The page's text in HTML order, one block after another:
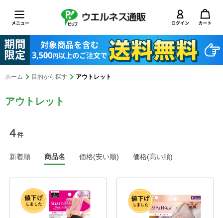
ホーム 目的から探す アウトレット
アウトレット
4件
新着順 商品名 価格(安い順) 価格(高い順)